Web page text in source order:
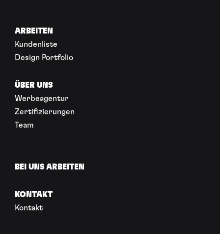
ARBEITEN
Kundenliste
Design Portfolio
ÜBER UNS
Werbeagentur
Zertifizierungen
Team
BEI UNS ARBEITEN
KONTAKT
Kontakt